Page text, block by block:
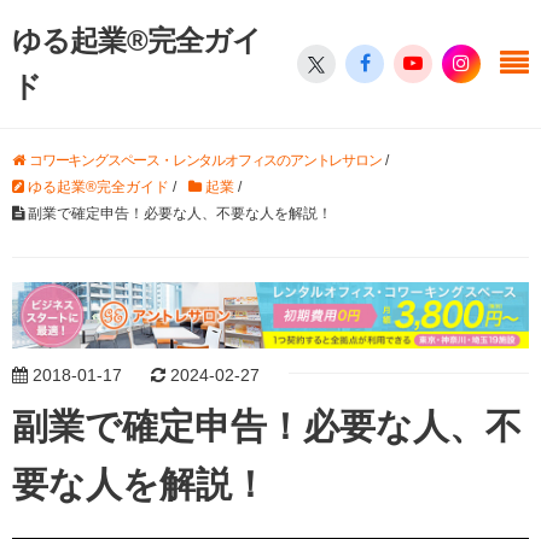
ゆる起業®完全ガイ
ド
コワーキングスペース・レンタルオフィスのアントレサロン/
ゆる起業®完全ガイド / 起業 /
副業で確定申告！必要な人、不要な人を解説！
2018-01-17 2024-02-27
副業で確定申告！必要な人、不
要な人を解説！